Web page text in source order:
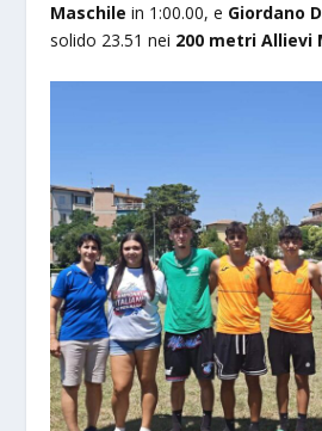
Maschile in 1:00.00, e Giordano
solido 23.51 nei 200 metri Allievi